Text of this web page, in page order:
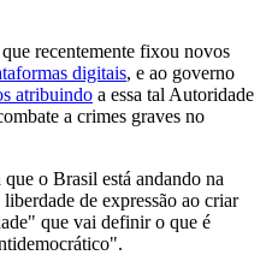
recentemente fixou novos
digitais, e ao governo
atribuindo a essa tal Autoridade
a crimes graves no
o Brasil está andando na
de expressão ao criar
que vai definir o que é